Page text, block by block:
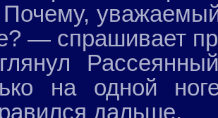
— спрашивает
на одной
дальше.